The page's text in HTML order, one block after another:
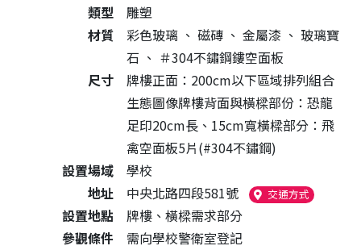
類型
雕塑
材質
彩色玻璃 、 磁磚 、 金屬漆 、 玻璃寶
石 、 ＃304不鏽鋼鏤空面板
尺寸
牌樓正面：200cm以下區域排列組合
生態圖像牌樓背面與橫樑部份：恐龍
足印20cm長、15cm寬橫樑部分：飛
禽空面板5片(#304不鏽鋼)
設置場域
學校
地址
中央北路四段581號 交通方式（另開新
設置地點
牌樓、橫樑需求部分
參觀條件
需向學校警衛室登記